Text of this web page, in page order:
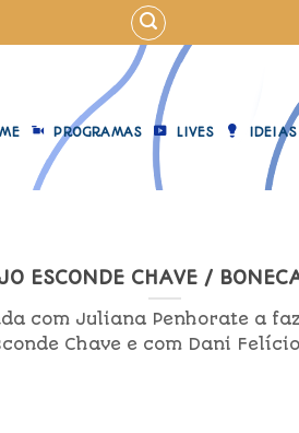
PROGRAMAS LIVES IDEIAS
ESCONDE CHAVE /
com Juliana Penhorate a
Chave e com Dani